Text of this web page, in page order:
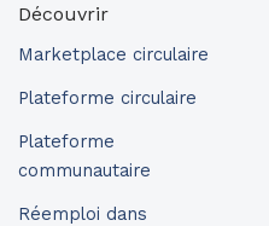
Découvrir
Marketplace circulaire
Plateforme circulaire
Plateforme
communautaire
Réemploi dans